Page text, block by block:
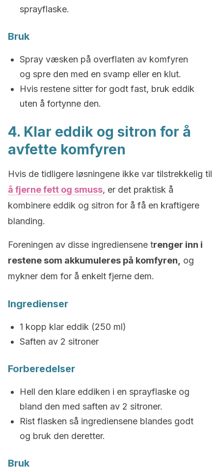
sprayflaske.
Bruk
Spray væsken på overflaten av komfyren
og spre den med en svamp eller en klut.
Hvis restene sitter for godt fast, bruk eddik
uten å fortynne den.
4. Klar eddik og sitron for å
avfette komfyren
Hvis de tidligere løsningene ikke var tilstrekkelig til
å fjerne fett og smuss, er det praktisk å
kombinere eddik og sitron for å få en kraftigere
blanding.
Foreningen av disse ingrediensene trenger inn i
restene som akkumuleres på komfyren,
og
mykner dem for å enkelt fjerne dem.
Ingredienser
1 kopp klar eddik (250 ml)
Saften av 2 sitroner
Forberedelser
Hell den klare eddiken i en sprayflaske og
bland den med saften av 2 sitroner.
Rist flasken så ingrediensene blandes godt
og bruk den deretter.
Bruk